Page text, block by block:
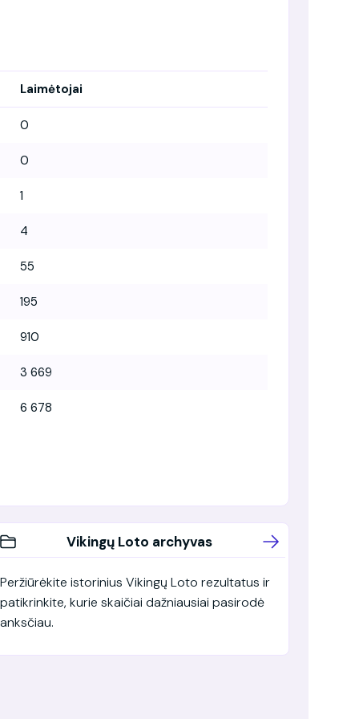
Laimėtojai
0
0
1
4
55
195
910
3 669
6 678
Vikingų Loto archyvas
Peržiūrėkite istorinius Vikingų Loto rezultatus ir
patikrinkite, kurie skaičiai dažniausiai pasirodė
anksčiau.